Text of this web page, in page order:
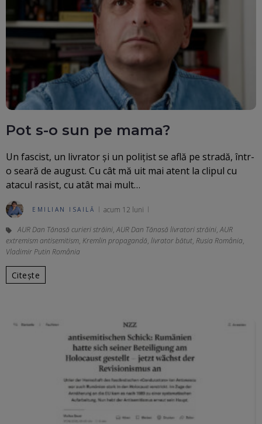
Pot s-o sun pe mama?
Un fascist, un livrator și un polițist se află pe stradă, într-
o seară de august. Cu cât mă uit mai atent la clipul cu
atacul rasist, cu atât mai mult…
EMILIAN ISAILĂ acum 12 luni
AUR Dan Tănasă curieri străini,AUR Dan Tănasă livratori străini,AUR
extremism antisemitism, Kremlin propagandă, livrator bătut, Rusia România,
Vladimir Putin România
Citește